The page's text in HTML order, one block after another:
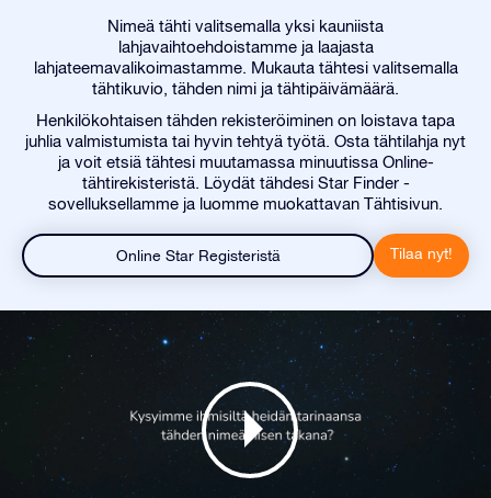
Nimeä tähti valitsemalla yksi kauniista
lahjavaihtoehdoistamme ja laajasta
lahjateemavalikoimastamme. Mukauta tähtesi valitsemalla
tähtikuvio, tähden nimi ja tähtipäivämäärä.
Henkilökohtaisen tähden rekisteröiminen on loistava tapa
juhlia valmistumista tai hyvin tehtyä työtä. Osta tähtilahja nyt
ja voit etsiä tähtesi muutamassa minuutissa Online-
tähtirekisteristä. Löydät tähdesi Star Finder -
sovelluksellamme ja luomme muokattavan Tähtisivun.
Online Star Registeristä Tilaa nyt!